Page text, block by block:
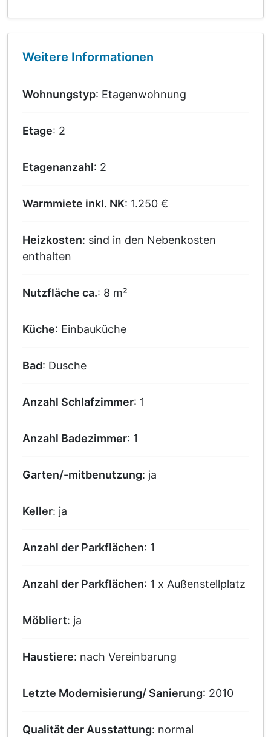
Weitere Informationen
Wohnungstyp: Etagenwohnung
Etage: 2
Etagenanzahl: 2
Warmmiete inkl. NK: 1.250 €
Heizkosten: sind in den Nebenkosten
enthalten
Nutzfläche ca.: 8 m²
Küche: Einbauküche
Bad: Dusche
Anzahl Schlafzimmer: 1
Anzahl Badezimmer: 1
Garten/-mitbenutzung: ja
Keller: ja
Anzahl der Parkflächen: 1
Anzahl der Parkflächen: 1 x Außenstellplatz
Möbliert: ja
Haustiere: nach Vereinbarung
Letzte Modernisierung/ Sanierung: 2010
Qualität der Ausstattung: normal